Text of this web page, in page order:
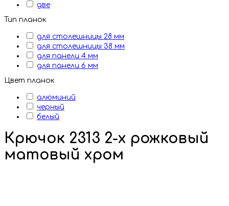
две
Тип планок
для столешницы 28 мм
для столешницы 38 мм
для панели 4 мм
для панели 6 мм
Цвет планок
алюминий
черный
белый
Крючок 2313 2-х рожковый
матовый хром